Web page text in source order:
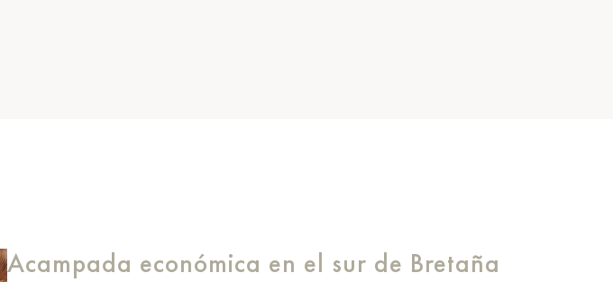
Acampada económica en el sur de Bretaña